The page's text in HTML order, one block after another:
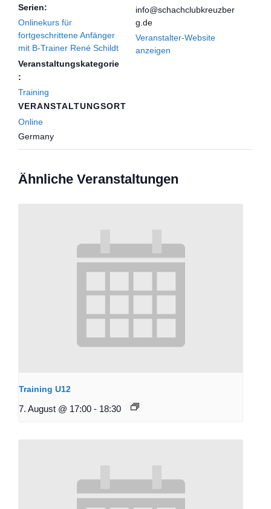
Serien:
Onlinekurs für
fortgeschrittene Anfänger
mit B-Trainer René Schildt
Veranstaltungskategorie
:
Training
VERANSTALTUNGSORT
Online
Germany
info@schachclubkreuzber
g.de
Veranstalter-Website
anzeigen
Ähnliche Veranstaltungen
Training U12
7. August @ 17:00 - 18:30